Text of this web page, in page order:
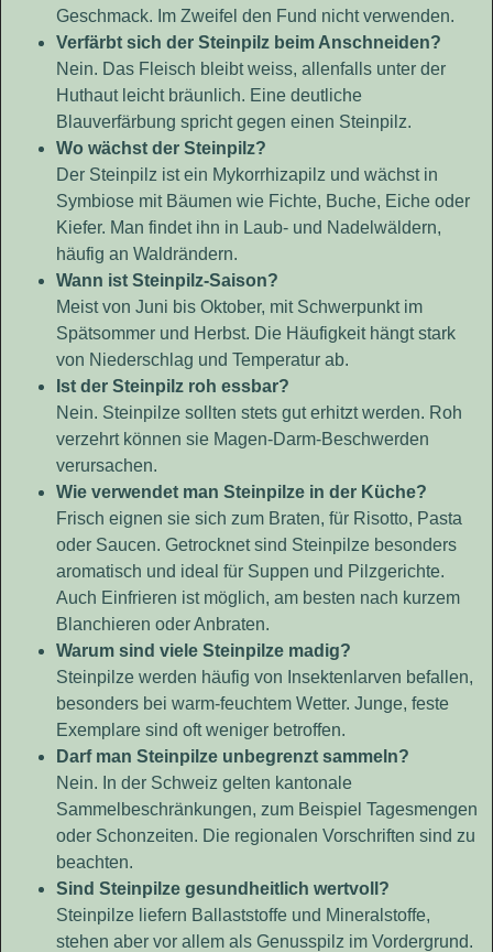
Geschmack. Im Zweifel den Fund nicht verwenden.
Verfärbt sich der Steinpilz beim Anschneiden?
Nein. Das Fleisch bleibt weiss, allenfalls unter der
Huthaut leicht bräunlich. Eine deutliche
Blauverfärbung spricht gegen einen Steinpilz.
Wo wächst der Steinpilz?
Der Steinpilz ist ein Mykorrhizapilz und wächst in
Symbiose mit Bäumen wie Fichte, Buche, Eiche oder
Kiefer. Man findet ihn in Laub- und Nadelwäldern,
häufig an Waldrändern.
Wann ist Steinpilz-Saison?
Meist von Juni bis Oktober, mit Schwerpunkt im
Spätsommer und Herbst. Die Häufigkeit hängt stark
von Niederschlag und Temperatur ab.
Ist der Steinpilz roh essbar?
Nein. Steinpilze sollten stets gut erhitzt werden. Roh
verzehrt können sie Magen-Darm-Beschwerden
verursachen.
Wie verwendet man Steinpilze in der Küche?
Frisch eignen sie sich zum Braten, für Risotto, Pasta
oder Saucen. Getrocknet sind Steinpilze besonders
aromatisch und ideal für Suppen und Pilzgerichte.
Auch Einfrieren ist möglich, am besten nach kurzem
Blanchieren oder Anbraten.
Warum sind viele Steinpilze madig?
Steinpilze werden häufig von Insektenlarven befallen,
besonders bei warm-feuchtem Wetter. Junge, feste
Exemplare sind oft weniger betroffen.
Darf man Steinpilze unbegrenzt sammeln?
Nein. In der Schweiz gelten kantonale
Sammelbeschränkungen, zum Beispiel Tagesmengen
oder Schonzeiten. Die regionalen Vorschriften sind zu
beachten.
Sind Steinpilze gesundheitlich wertvoll?
Steinpilze liefern Ballaststoffe und Mineralstoffe,
stehen aber vor allem als Genusspilz im Vordergrund.